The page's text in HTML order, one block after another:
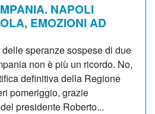
NAPOLI
EMOZIONI AD
speranze sospese di due
non è più un ricordo. No,
definitiva della Regione
pomeriggio, grazie
presidente Roberto...